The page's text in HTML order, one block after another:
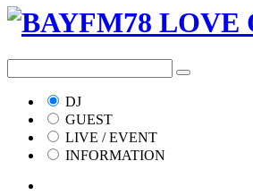
DJ
GUEST
LIVE / EVENT
INFORMATION